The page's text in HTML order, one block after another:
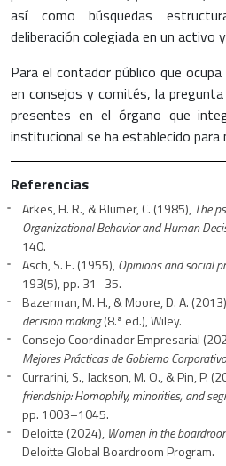
así como búsquedas
deliberación colegiada en un activo
Para el contador público que
en consejos y comités, la
presentes en el órgano que
institucional se ha establecido para
Referencias
Arkes, H. R., & Blumer, C. (1985), The
Organizational Behavior and Human
140.
Asch, S. E. (1955),Opinions and social
193(5), pp. 31–35.
Bazerman, M. H., & Moore, D. A.
decision making(8.ª ed.), Wiley.
Consejo Coordinador Empresarial
Mejores Prácticas de Gobierno Corporativo
Currarini, S., Jackson, M. O., & Pin, P.
friendship: Homophily, minorities, and
pp. 1003–1045.
Deloitte (2024), Women in the
Deloitte Global Boardroom Program.